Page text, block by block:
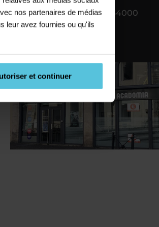
nos partenaires de médias
leur avez fournies ou qu'ils
et continuer
4 BD Victor Hugo, 34000
Montpellier